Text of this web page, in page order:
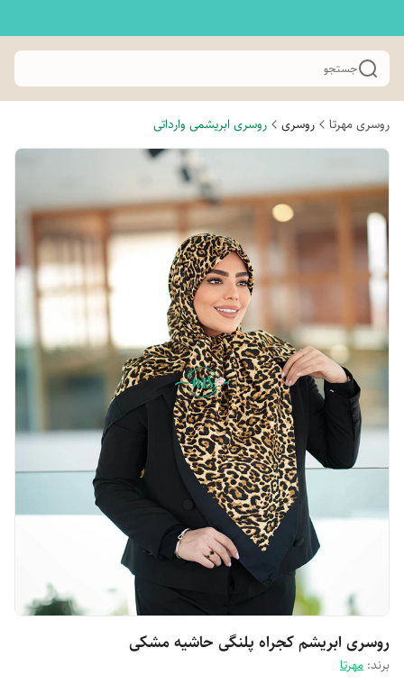
جستجو
روسری مهرتا روسری روسری ابریشمی وارداتی
روسری ابریشم کجراه پلنگی حاشیه مشکی
برند: مهرتا